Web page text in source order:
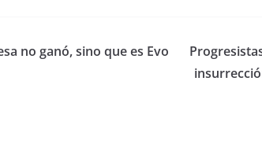
no ganó, sino que es Evo